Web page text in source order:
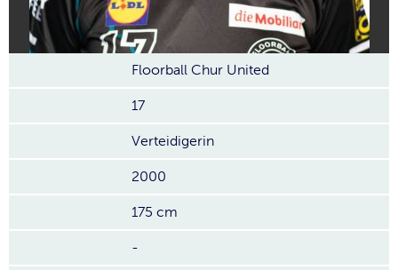
Floorball Chur United
17
Verteidigerin
2000
175 cm
-